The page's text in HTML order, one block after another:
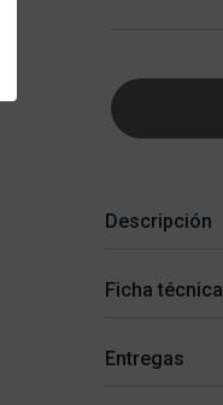
Descripción
Ficha técnica
Entregas